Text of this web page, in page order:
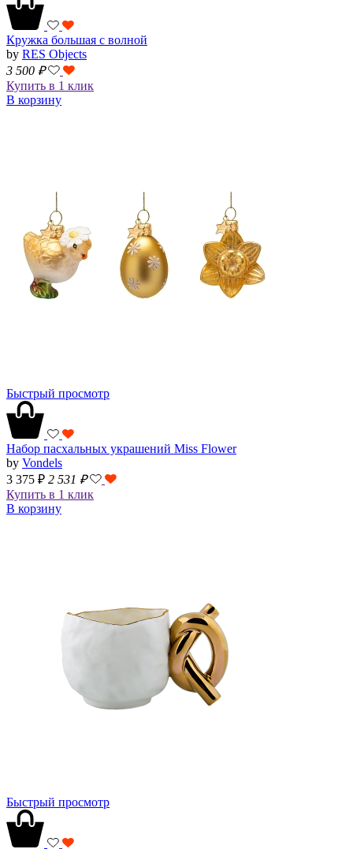
Кружка большая с волной
by RES Objects
3 500 ₽
Купить в 1 клик
В корзину
Быстрый просмотр
Набор пасхальных украшений Miss Flower
by Vondels
3 375 ₽ 2 531 ₽
Купить в 1 клик
В корзину
Быстрый просмотр